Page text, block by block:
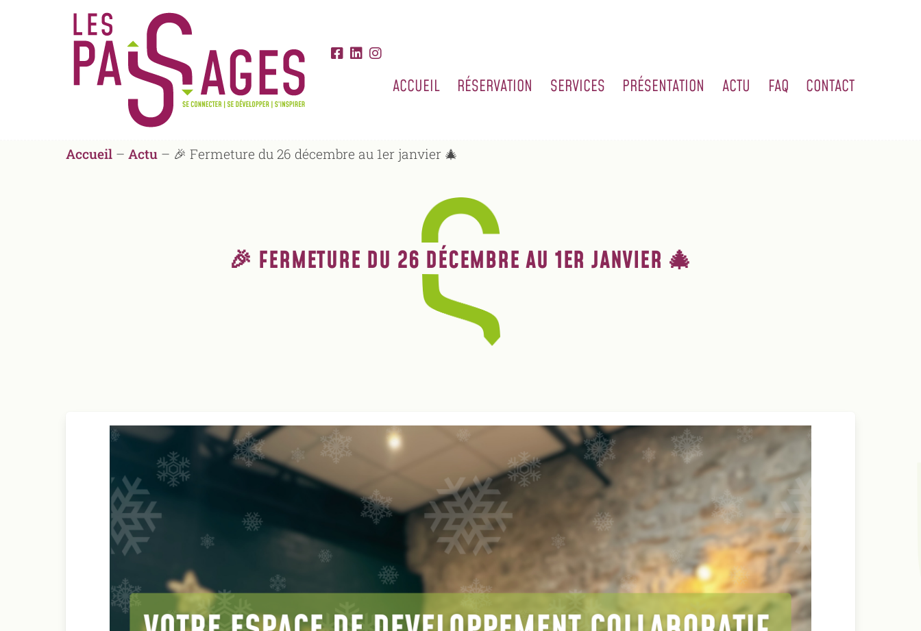
ACCUEIL RÉSERVATION SERVICES PRÉSENTATION ACTU FAQ CONTACT
Accueil – Actu – 🎉 Fermeture du 26 décembre au 1er janvier 🎄
🎉 FERMETURE DU 26 DÉCEMBRE AU 1ER JANVIER 🎄